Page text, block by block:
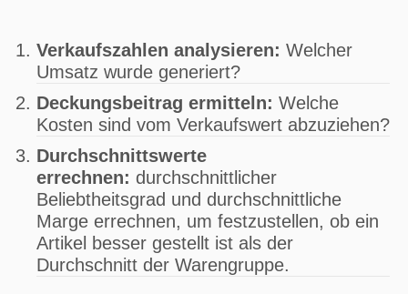
Verkaufszahlen analysieren: Welcher
Umsatz wurde generiert?
Deckungsbeitrag ermitteln: Welche
Kosten sind vom Verkaufswert abzuziehen?
Durchschnittswerte
errechnen: durchschnittlicher
Beliebtheitsgrad und durchschnittliche
Marge errechnen, um festzustellen, ob ein
Artikel besser gestellt ist als der
Durchschnitt der Warengruppe.